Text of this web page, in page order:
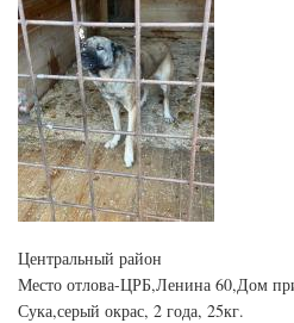
Центральный район
Место отлова-ЦРБ,Ленина 60,Дом
Сука,серый окрас, 2 года, 25кг.